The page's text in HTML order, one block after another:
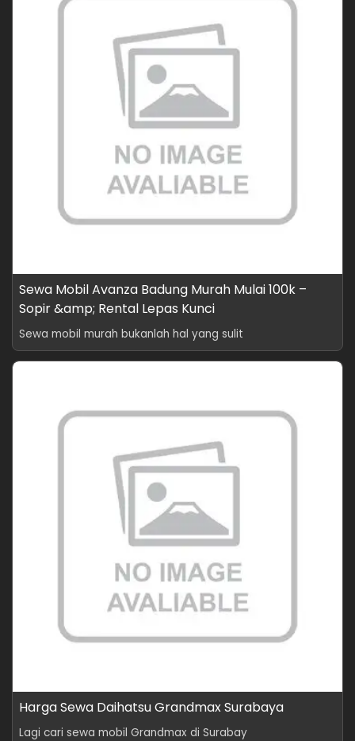
Sewa Mobil Avanza Badung Murah Mulai 100k –
Sopir &amp; Rental Lepas Kunci
Sewa mobil murah bukanlah hal yang sulit
Harga Sewa Daihatsu Grandmax Surabaya
Lagi cari sewa mobil Grandmax di Surabay